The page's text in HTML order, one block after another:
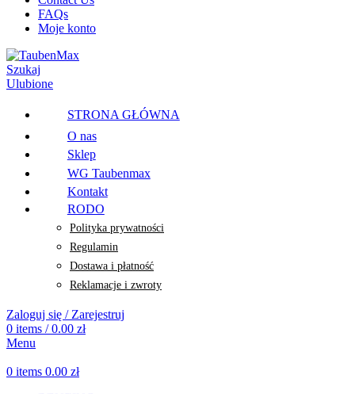
FAQs
Moje konto
Szukaj
Ulubione
STRONA GŁÓWNA
O nas
Sklep
WG Taubenmax
Kontakt
RODO
Polityka prywatności
Regulamin
Dostawa i płatność
Reklamacje i zwroty
Zaloguj się / Zarejestruj
0 items / 0.00 zł
Menu
0 items 0.00 zł